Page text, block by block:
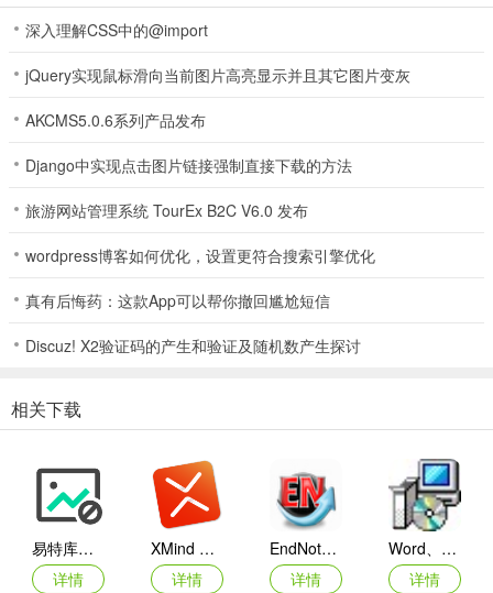
深入理解CSS中的@import
jQuery实现鼠标滑向当前图片高亮显示并且其它图片变灰
AKCMS5.0.6系列产品发布
Django中实现点击图片链接强制直接下载的方法
旅游网站管理系统 TourEx B2C V6.0 发布
wordpress博客如何优化，设置更符合搜索引擎优化
真有后悔药：这款App可以帮你撤回尴尬短信
Discuz! X2验证码的产生和验证及随机数产生探讨
相关下载
易特库存管理软件
详情
XMind ZEN(思维导图软件)
详情
EndNote X6
详情
Word、Excel、PowerPoint 2007兼容包下载 (兼容2003补丁插件包)
详情